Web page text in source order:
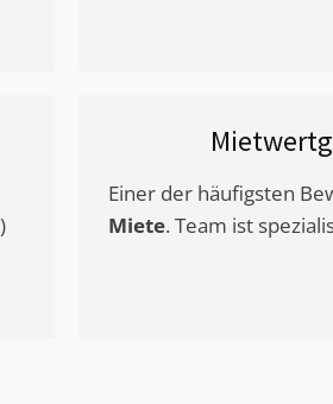
)
Einer der häufigsten
Miete. Team ist